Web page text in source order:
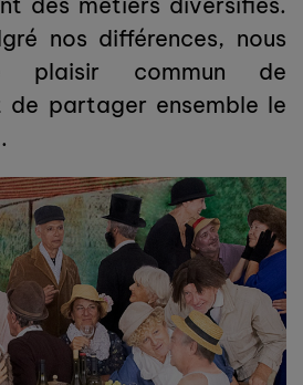
nos différences, nous
plaisir commun de
de partager ensemble le